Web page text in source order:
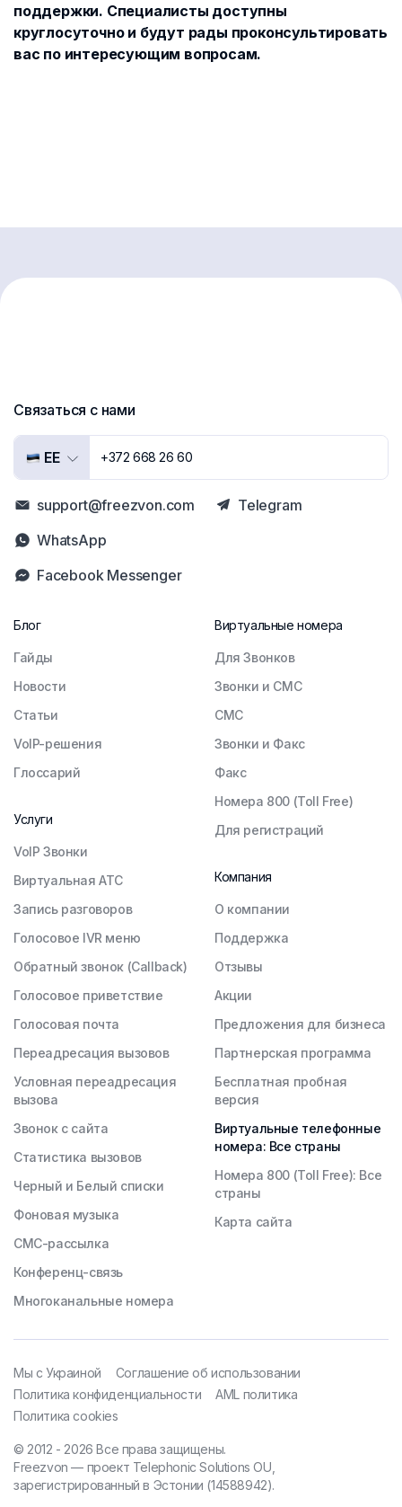
поддержки. Специалисты доступны
круглосуточно и будут рады проконсультировать
вас по интересующим вопросам.
Связаться с нами
EE +372 668 26 60
support@freezvon.com
Facebook Messenger
Telegram
WhatsApp
Блог
Гайды
Новости
Статьи
VoIP-решения
Глоссарий
Услуги
VoIP Звонки
Виртуальная АТС
Запись разговоров
Голосовое IVR меню
Обратный звонок (Callback)
Голосовое приветствие
Голосовая почта
Переадресация вызовов
Условная переадресация
вызова
Звонок с сайта
Статистика вызовов
Черный и Белый списки
Фоновая музыка
СМС-рассылка
Конференц-связь
Многоканальные номера
Виртуальные номера
Для Звонков
Звонки и СМС
СМС
Звонки и Факс
Факс
Номера 800 (Toll Free)
Для регистраций
Компания
О компании
Поддержка
Отзывы
Акции
Предложения для бизнеса
Партнерская программа
Бесплатная пробная
версия
Виртуальные телефонные
номера: Все страны
Номера 800 (Toll Free): Все
страны
Карта сайта
Мы с Украиной
Соглашение об использовании
Политика конфиденциальности
AML политика
Политика cookies
© 2012 - 2026 Все права защищены.
Freezvon — проект Telephonic Solutions OU,
зарегистрированный в Эстонии (14588942).